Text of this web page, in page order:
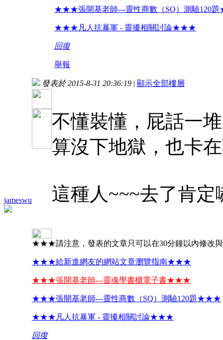
★★★張開基老師---靈性商數（SQ）測驗120
★★★凡人抗暴軍 - 靈擾相關討論★★★
回復
舉報
jameswu
發表於 2015-8-31 20:36:19 | 顯示全部樓層
不懂裝懂，屁話一
算沒下地獄，也卡
這種人~~~去了肯定
★★★請注意，發表的文章只可以在30分鐘以內修
★★★給新進網友的網站文章瀏覽指南★★★
★★★張開基老師---靈魂學書櫃電子書★★★
★★★張開基老師---靈性商數（SQ）測驗120題★★★
★★★凡人抗暴軍 - 靈擾相關討論★★★
回復